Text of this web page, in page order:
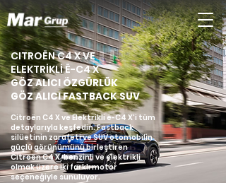
CITROËN C4 X VE
ELEKTRİKLİ Ë-C4 X
GÖZ ALICI ÖZGÜRLÜK
GÖZ ALICI FASTBACK SUV
Citroën C4 X ve Elektrikli ë-C4 X’i tüm
detaylarıyla keşfedin. Fastback
silüetinin zarafeti ve SUV otomobilin
güçlü görünümünü birleştiren
Citroën C4 X, benzinli ve elektrikli
olmak üzere iki farklı motor
seçeneğiyle sunuluyor.